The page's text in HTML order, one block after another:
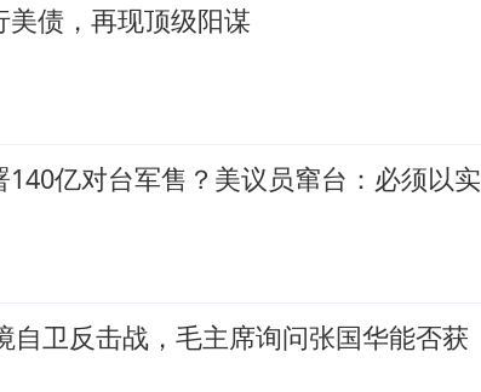
美债，再现顶级阳谋
亿对台军售？美议员窜台：必须以实
自卫反击战，毛主席询问张国华能否获